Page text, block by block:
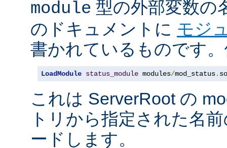
module 型の外部変数の
のドキュメントに モジ
書かれているものです
LoadModule status_module modules/mod_status. so
これは ServerRoot の
トリから指定された名
ードします。